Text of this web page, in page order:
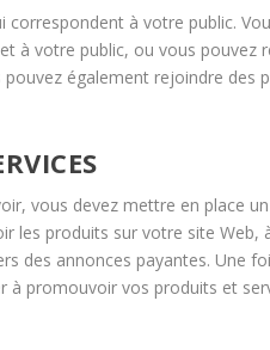
à votre public.
à votre public, ou vous pouvez
également rejoindre des
vous devez mettre en place
les produits sur votre site Web,
des annonces payantes. Une
promouvoir vos produits et